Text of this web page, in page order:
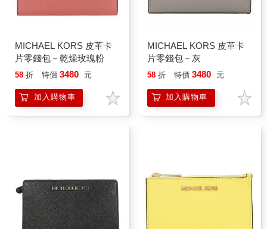
MICHAEL KORS 皮革卡
片零錢包－乾燥玫瑰粉
58 折 特價 3480 元
加入購物車
MICHAEL KORS 皮革卡
片零錢包－灰
58 折 特價 3480 元
加入購物車